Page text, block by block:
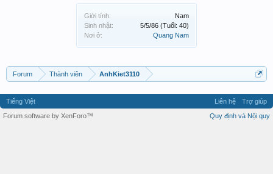
Giới tính:
Nam
Sinh nhật:
5/5/86 (Tuổi: 40)
Nơi ở:
Quang Nam
Forum Thành viên AnhKiet3110
Tiếng Việt Liên hệ
Trợ giúp
Quy định và Nội quy
Forum software by XenForo™